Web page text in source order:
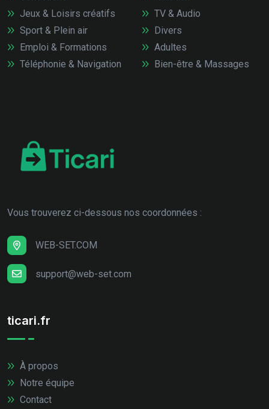
Jeux & Loisirs créatifs
Sport & Plein air
Emploi & Formations
Téléphonie & Navigation
TV & Audio
Divers
Adultes
Bien-être & Massages
Vous trouverez ci-dessous nos coordonnées :
WEB-SET.COM
support@web-set.com
ticari.fr
À propos
Notre équipe
Contact